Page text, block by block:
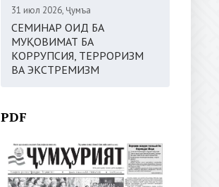
31 июл 2026, Ҷумъа
СЕМИНАР ОИД БА
МУҚОВИМАТ БА
КОРРУПСИЯ, ТЕРРОРИЗМ
ВА ЭКСТРЕМИЗМ
PDF